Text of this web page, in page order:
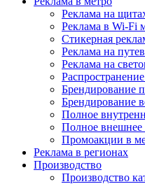
Реклама на
Реклама в Wi-Fi
Стикерная
Реклама на
Реклама на
Брендирование
Брендирование
Полное
Полное внешнее
Промоакции в
Реклама в регионах
Производство
Производство